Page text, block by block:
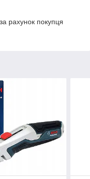
рахунок покупця